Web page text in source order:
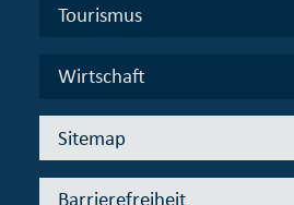
Tourismus
Wirtschaft
Sitemap
Barrierefreiheit